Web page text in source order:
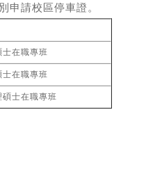
申請校區停車證。
在職專班
在職專班
士在職專班